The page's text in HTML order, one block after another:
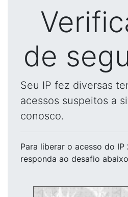
de
Seu IP fez diversas
acessos suspeitos a
conosco.
Para liberar o acesso do IP
responda ao desafio